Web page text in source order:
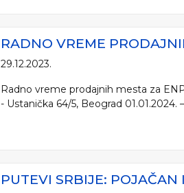
RADNO VREME
29.12.2023.
Radno vreme prodajnih mesta za
- Ustanička 64/5, Beograd 01.01.2024.
PUTEVI SRBIJE: